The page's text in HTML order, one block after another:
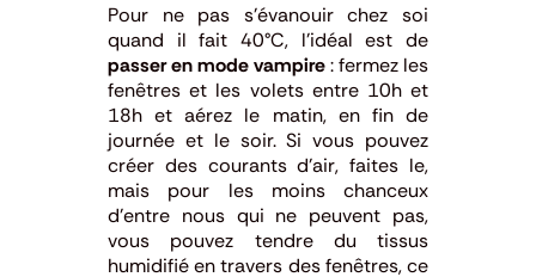
Pour ne pas s’évanouir chez soi
quand il fait 40°C, l’idéal est de
passer en mode vampire: fermez les
fenêtres et les volets entre 10h et
18h et aérez le matin, en fin de
journée et le soir. Si vous pouvez
créer des courants d’air, faites le,
mais pour les moins chanceux
d’entre nous qui ne peuvent pas,
vous pouvez tendre du tissus
humidifié en travers des fenêtres, ce